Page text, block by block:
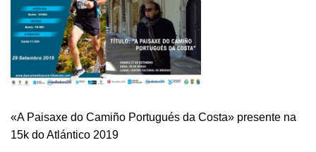
TAMÉN
CON
TEATRO
UNHA
RUTA
«A Paisaxe do Camiño Portugués da Costa» presente na
15k do Atlántico 2019